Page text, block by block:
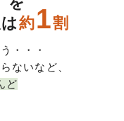
約1割
・・・
ないなど、
ど